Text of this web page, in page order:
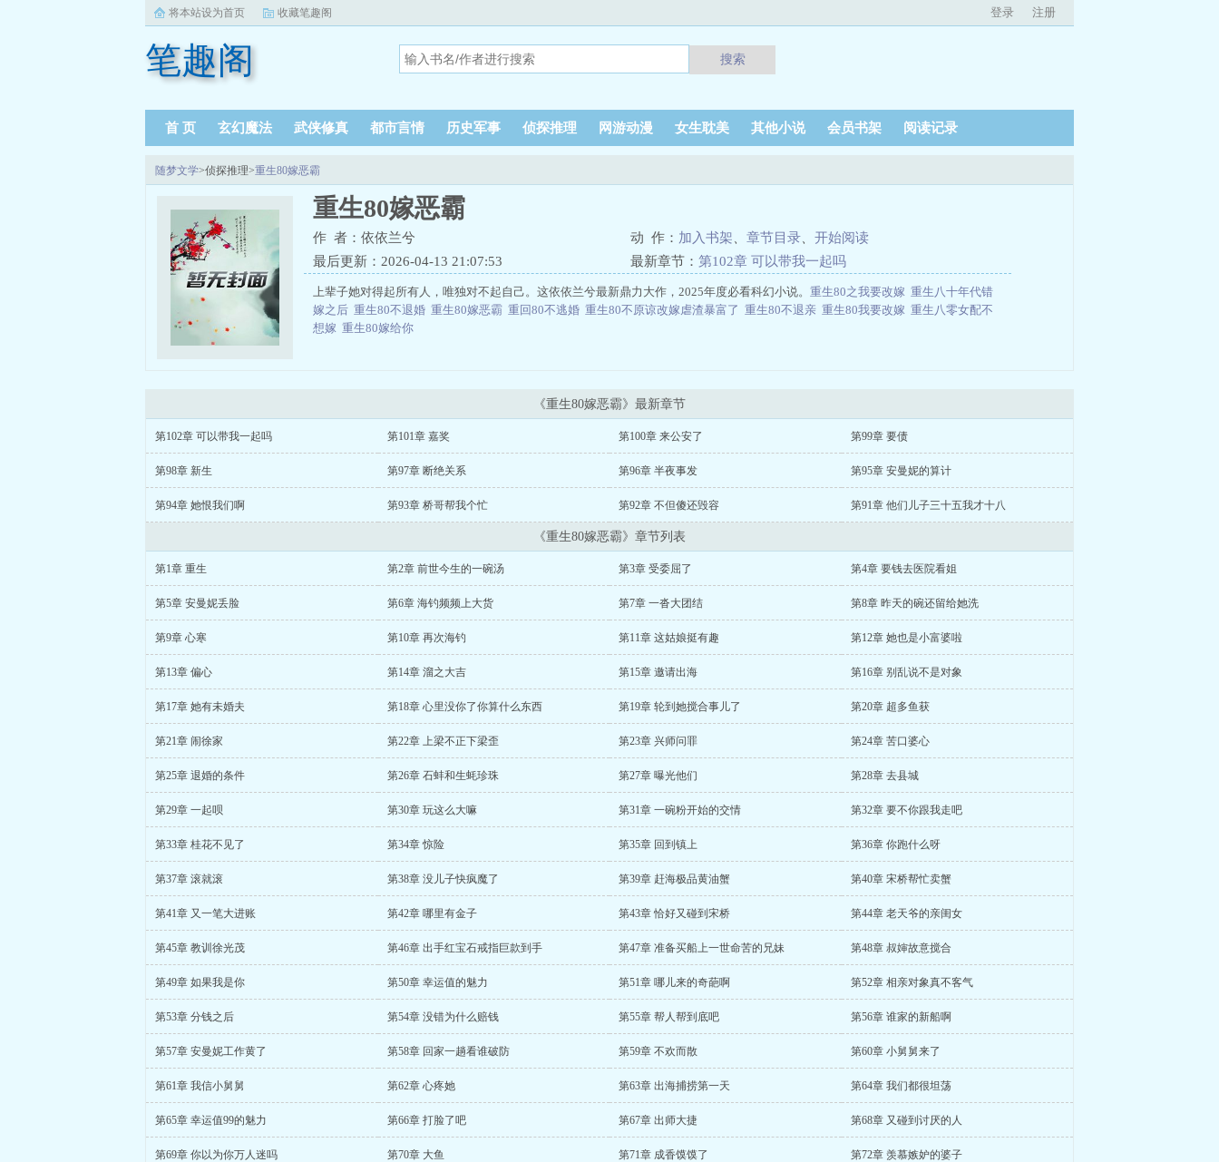
将本站设为首页 收藏笔趣阁 登录 注册
笔趣阁 搜索
首 页 玄幻魔法 武侠修真 都市言情 历史军事 侦探推理 网游动漫 女生耽美 其他小说 会员书架 阅读记录
随梦文学>侦探推理>重生80嫁恶霸
重生80嫁恶霸
作 者：依依兰兮 动 作： 加入书架 章节目录
开始阅读
最后更新：2026-04-13 21:07:53
最新章节： 第102章 可以带我一起吗
上辈子她对得起所有人，唯独对不起自己。这依依兰兮最新鼎力大作，2025年度必看科幻小说。 重生80之我要改嫁 重生八十年代错
嫁之后 重生80不退婚 重生80嫁恶霸 重回80不逃婚 重生80不原谅改嫁虐渣暴富了 重生80不退亲 重生80我要改嫁 重生八零女配不
想嫁 重生80嫁给你
《重生80嫁恶霸》最新章节
第102章 可以带我一起吗 第101章 嘉奖 第100章 来公安了 第99章 要债
第98章 新生 第97章 断绝关系 第96章 半夜事发 第95章 安曼妮的算计
第94章 她恨我们啊 第93章 桥哥帮我个忙 第92章 不但傻还毁容 第91章 他们儿子三十五我才十八
《重生80嫁恶霸》章节列表
第1章 重生 第2章 前世今生的一碗汤 第3章 受委屈了 第4章 要钱去医院看姐
第5章 安曼妮丢脸 第6章 海钓频频上大货 第7章 一沓大团结 第8章 昨天的碗还留给她洗
第9章 心寒 第10章 再次海钓 第11章 这姑娘挺有趣 第12章 她也是小富婆啦
第13章 偏心 第14章 溜之大吉 第15章 邀请出海 第16章 别乱说不是对象
第17章 她有未婚夫 第18章 心里没你了你算什么东西 第19章 轮到她搅合事儿了 第20章 超多鱼获
第21章 闹徐家 第22章 上梁不正下梁歪 第23章 兴师问罪 第24章 苦口婆心
第25章 退婚的条件 第26章 石蚌和生蚝珍珠 第27章 曝光他们 第28章 去县城
第29章 一起呗 第30章 玩这么大嘛 第31章 一碗粉开始的交情 第32章 要不你跟我走吧
第33章 桂花不见了 第34章 惊险 第35章 回到镇上 第36章 你跑什么呀
第37章 滚就滚 第38章 没儿子快疯魔了 第39章 赶海极品黄油蟹 第40章 宋桥帮忙卖蟹
第41章 又一笔大进账 第42章 哪里有金子 第43章 恰好又碰到宋桥 第44章 老天爷的亲闺女
第45章 教训徐光茂 第46章 出手红宝石戒指巨款到手 第47章 准备买船上一世命苦的兄妹 第48章 叔婶故意搅合
第49章 如果我是你 第50章 幸运值的魅力 第51章 哪儿来的奇葩啊 第52章 相亲对象真不客气
第53章 分钱之后 第54章 没错为什么赔钱 第55章 帮人帮到底吧 第56章 谁家的新船啊
第57章 安曼妮工作黄了 第58章 回家一趟看谁破防 第59章 不欢而散 第60章 小舅舅来了
第61章 我信小舅舅 第62章 心疼她 第63章 出海捕捞第一天 第64章 我们都很坦荡
第65章 幸运值99的魅力 第66章 打脸了吧 第67章 出师大捷 第68章 又碰到讨厌的人
第69章 你以为你万人迷吗 第70章 大鱼 第71章 成香馍馍了 第72章 羡慕嫉妒的婆子